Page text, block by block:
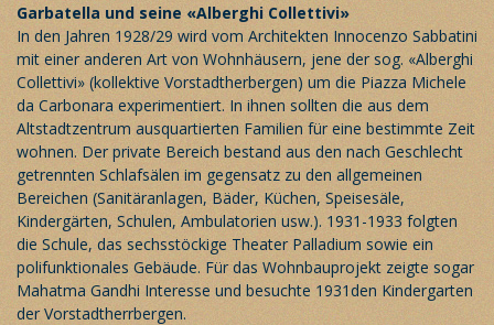
Garbatella und seine «Alberghi Collettivi»
In den Jahren 1928/29 wird vom Architekten Innocenzo Sabbatini
mit einer anderen Art von Wohnhäusern, jene der sog. «Alberghi
Collettivi» (kollektive Vorstadtherbergen) um die Piazza Michele
da Carbonara experimentiert. In ihnen sollten die aus dem
Altstadtzentrum ausquartierten Familien für eine bestimmte Zeit
wohnen. Der private Bereich bestand aus den nach Geschlecht
getrennten Schlafsälen im gegensatz zu den allgemeinen
Bereichen (Sanitäranlagen, Bäder, Küchen, Speisesäle,
Kindergärten, Schulen, Ambulatorien usw.). 1931-1933 folgten
die Schule, das sechsstöckige Theater Palladium sowie ein
polifunktionales Gebäude. Für das Wohnbauprojekt zeigte sogar
Mahatma Gandhi Interesse und besuchte 1931den Kindergarten
der Vorstadtherrbergen.